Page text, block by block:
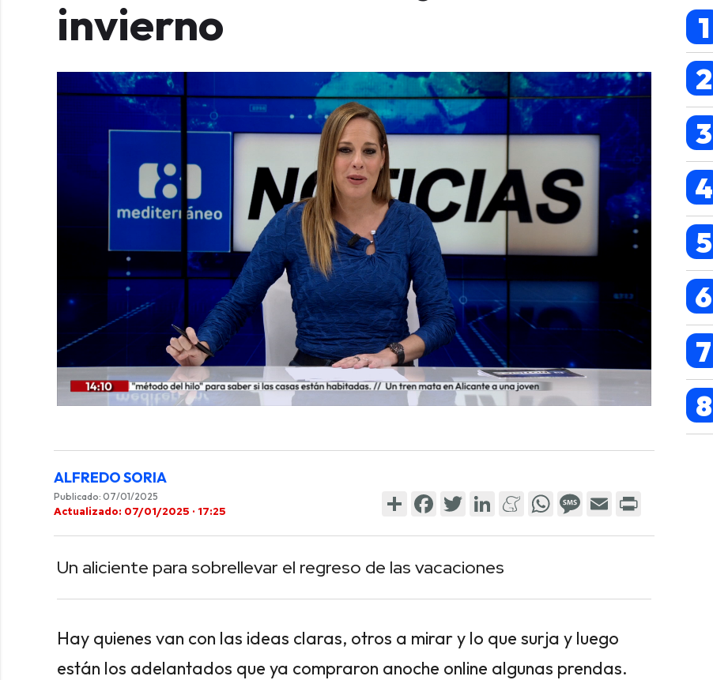
invierno
0
minutes,
secondsVolume
0%
ALFREDO SORIA
Publicado: 07/01/2025
Actualizado: 07/01/2025 · 17:25
ShareFacebook
TwitterLinkedInMeneame
WhatsApp
Message
Email
Un aliciente para sobrellevar el regreso de las vacaciones
Hay quienes van con las ideas claras, otros a mirar y lo que surja y luego
están los adelantados que ya compraron anoche online algunas prendas.
1
2
3
4
5
6
7
8